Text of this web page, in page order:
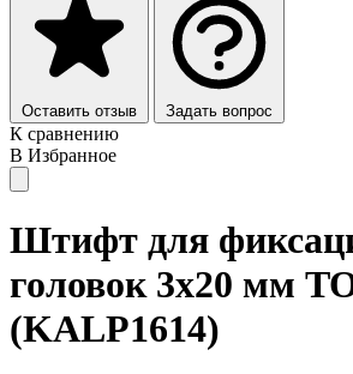
Оставить отзыв Задать вопрос
К сравнению
В Избранное
Штифт для
головок 3х20 мм
(KALP1614)